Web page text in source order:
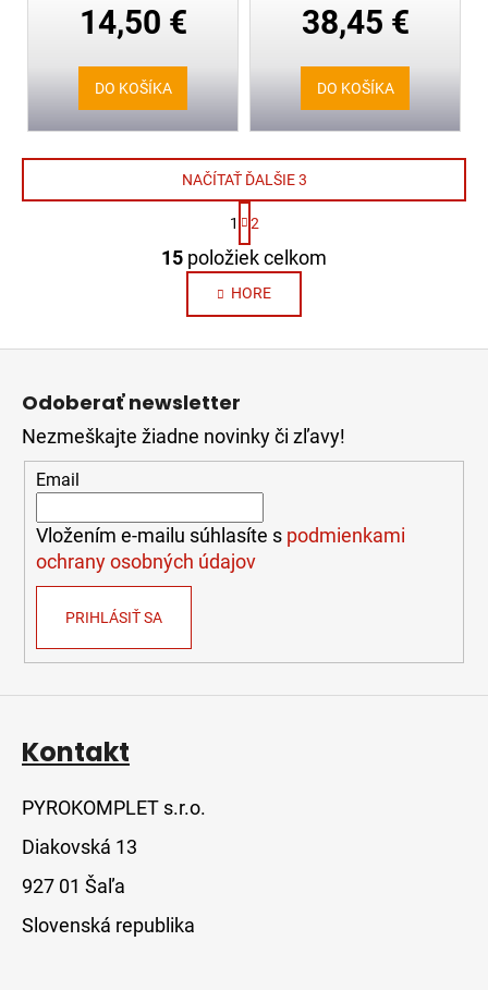
14,50 €
DO KOŠÍKA
38,45 €
DO KOŠÍKA
O
v
l
á
d
e
p
r
k
y
i
u
NAČÍTAŤ ĎALŠIE 3
S
t
r
á
n
k
v
e
1 2
15 položiek celkom
HORE
Z
Odoberať newsletter
Nezmeškajte žiadne novinky či zľavy!
Email
Vložením e-mailu súhlasíte s podmienkami
ochrany osobných údajov
PRIHLÁSIŤ SA
Kontakt
PYROKOMPLET s.r.o.
Diakovská 13
927 01 Šaľa
Slovenská republika